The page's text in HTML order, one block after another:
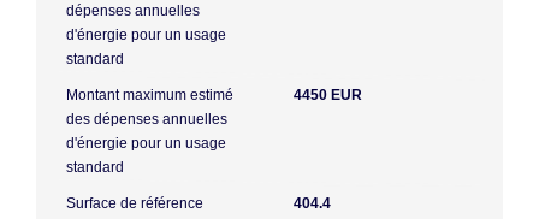
dépenses annuelles
d'énergie pour un usage
standard
Montant maximum estimé
des dépenses annuelles
d'énergie pour un usage
standard
4450 EUR
Surface de référence 404.4